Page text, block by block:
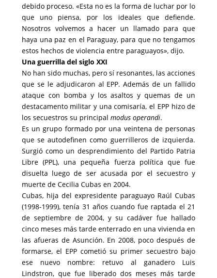
debido proceso. «Esta no es la forma de luchar por lo
que uno piensa, por los ideales que defiende.
Nosotros volvemos a hacer un llamado para que
haya una paz en el Paraguay, para que no tengamos
estos hechos de violencia entre paraguayos», dijo.
Una guerrilla del siglo XXI
No han sido muchas, pero sí resonantes, las acciones
que se le adjudicaron al EPP. Además de un fallido
ataque con bomba y los asaltos y quemas de un
destacamento militar y una comisaría, el EPP hizo de
los secuestros su principal modus operandi.
Es un grupo formado por una veintena de personas
que se autodefinen como guerrilleros de izquierda.
Surgió como un desprendimiento del Partido Patria
Libre (PPL), una pequeña fuerza política que fue
disuelta luego de ser acusada por el secuestro y
muerte de Cecilia Cubas en 2004.
Cubas, hija del expresidente paraguayo Raúl Cubas
(1998-1999), tenía 31 años cuando fue raptada el 21
de septiembre de 2004, y su cadáver fue hallado
cinco meses más tarde enterrado en una vivienda en
las afueras de Asunción. En 2008, poco después de
formarse, el EPP cometió su primer secuestro bajo
ese nuevo nombre: retuvo al ganadero Luis
Lindstron, que fue liberado dos meses más tarde